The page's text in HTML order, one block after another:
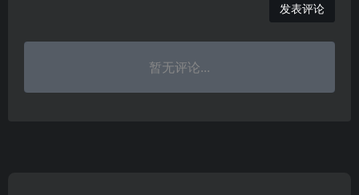
发表评论
暂无评论...